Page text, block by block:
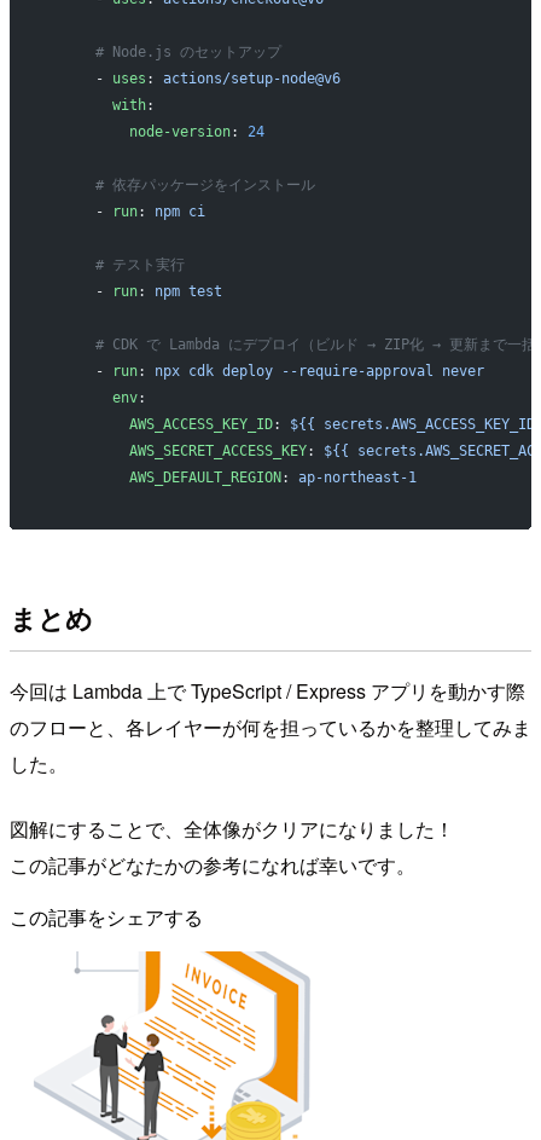
      # Node.js のセットアップ
      -
uses : actions/setup-node@v6
        with
:
          node-version
: 24
      # 依存パッケージをインストール
      -
run: npm ci
      # テスト実行
      -
run: npm test
# CDK で Lambda にデプロイ（ビルド → ZIP化 → 更新まで一括
      -
run: npx cdk deploy --require-approval never
        env
:
          AWS_ACCESS_KEY_ID
: ${{
          AWS_SECRET_ACCESS_KEY
: ${{
          AWS_DEFAULT_REGION
: ap-northeast-1
まとめ
今回は Lambda 上で TypeScript / Express アプリを動かす際
のフローと、各レイヤーが何を担っているかを整理してみま
した。
図解にすることで、全体像がクリアになりました！
この記事がどなたかの参考になれば幸いです。
この記事をシェアする